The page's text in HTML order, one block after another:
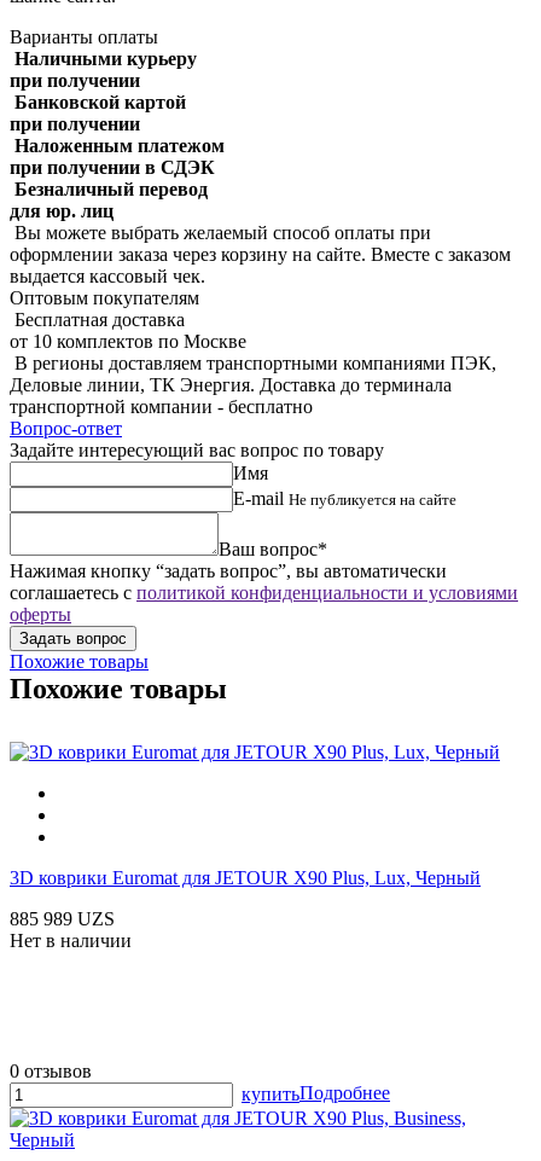
Варианты оплаты
Наличными курьеру
при получении
Банковской картой
при получении
Наложенным платежом
при получении в СДЭК
Безналичный перевод
для юр. лиц
Вы можете выбрать желаемый способ оплаты при
оформлении заказа через корзину на сайте. Вместе с заказом
выдается кассовый чек.
Оптовым покупателям
Бесплатная доставка
от 10 комплектов по Москве
В регионы доставляем транспортными компаниями ПЭК,
Деловые линии, ТК Энергия. Доставка до терминала
транспортной компании - бесплатно
Вопрос-ответ
Задайте интересующий вас вопрос по товару
Имя
E-mail Не публикуется на сайте
Ваш вопрос*
Нажимая кнопку “задать вопрос”, вы автоматически
соглашаетесь с политикой конфиденциальности и условиями
оферты
Похожие товары
Похожие товары
3D коврики Euromat для JETOUR X90 Plus, Lux, Черный
885 989 UZS
Нет в наличии
0 отзывов
купитьПодробнее